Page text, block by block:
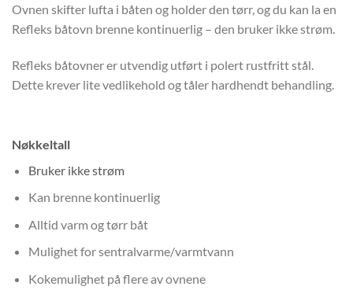
Ovnen skifter lufta i båten og holder den tørr, og du kan la en
Refleks båtovn brenne kontinuerlig – den bruker ikke strøm.
Refleks båtovner er utvendig utført i polert rustfritt stål.
Dette krever lite vedlikehold og tåler hardhendt behandling.
Nøkkeltall
Bruker ikke strøm
Kan brenne kontinuerlig
Alltid varm og tørr båt
Mulighet for sentralvarme/varmtvann
Kokemulighet på flere av ovnene